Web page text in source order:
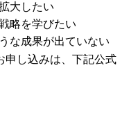
大したい
略を学びたい
な成果が出ていない
申し込みは、下記公式